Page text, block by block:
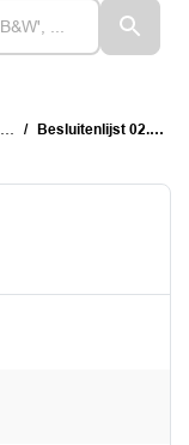
Besluitenlijst 02.07.2026